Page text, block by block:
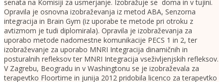
senata na Komisiji za usmerjanje. Izobražuje se doma in v tujini.
Opravila je osnovna izobraževanja iz metod ABA, Senzorna
integracija in Brain Gym (iz uporabe te metode pri otroku z
avtizmom je tudi diplomirala). Opravila je izobraževanja za
uporabo metode nadomestne komunikacije PECS 1 in 2, ter
izobraževanje za uporabo MNRI Integracija dinamičnih in
posturalnih refleksov ter MNRI Integracija vseživljenjskih refleksov.
V Zagrebu, Beogradu in v Washingtonu se je izobraževala za
terapevtko Floortime in junija 2012 pridobila licenco za terapevtko